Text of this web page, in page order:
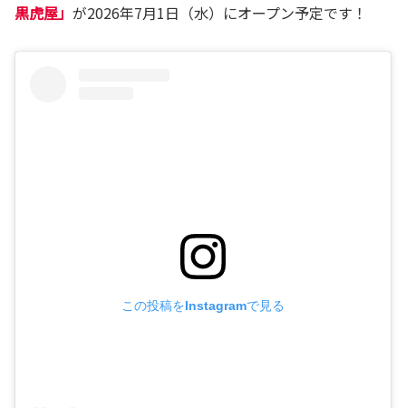
黒虎屋」 が2026年7月1日（水）にオープン予定です！
この投稿をInstagramで見る